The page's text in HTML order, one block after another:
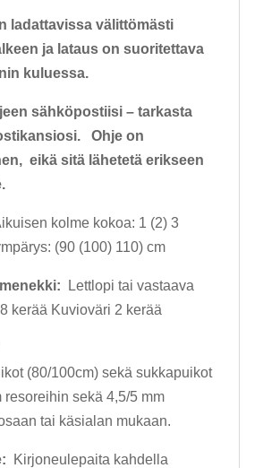
ladattavissa välittömästi
ja lataus on suoritettava
kuluessa.
sähköpostiisi – tarkasta
Ohje on
eikä sitä lähetetä erikseen
kolme kokoa: 1 (2) 3
(90 (100) 110) cm
Lettlopi tai vastaava
kerää Kuvioväri 2 kerää
(80/100cm) sekä sukkapuikot
resoreihin sekä 4,5/5 mm
tai käsialan mukaan.
Kirjoneulepaita kahdella